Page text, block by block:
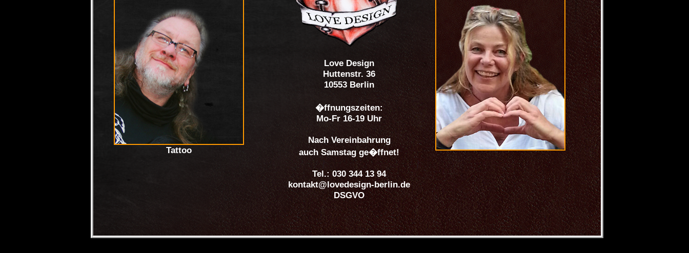
Tattoo
Love Design
Huttenstr. 36
10553 Berlin
�ffnungszeiten:
Mo-Fr 16-19 Uhr
Nach Vereinbahrung
auch Samstag ge�ffnet!
Tel.: 030 344 13 94
kontakt@lovedesign-berlin.de
DSGVO